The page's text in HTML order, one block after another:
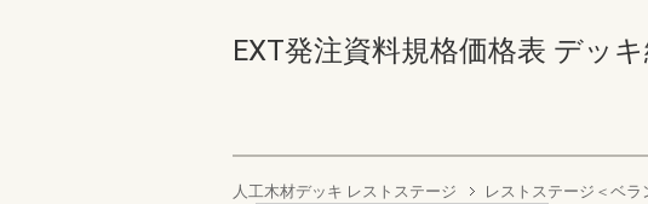
EXT発注資料規格価格表 デッ
人工木材デッキ レストステージ レストステージ＜ベラ